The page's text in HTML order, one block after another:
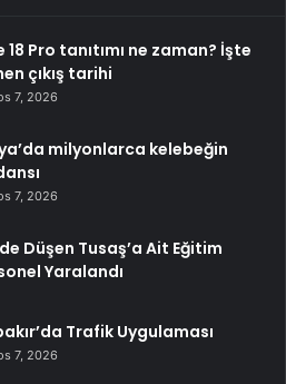
18 Pro tanıtımı ne zaman? İşte
çıkış tarihi
7, 2026
milyonlarca kelebeğin
7, 2026
Düşen Tusaş’a Ait Eğitim
Yaralandı
Trafik Uygulaması
7, 2026